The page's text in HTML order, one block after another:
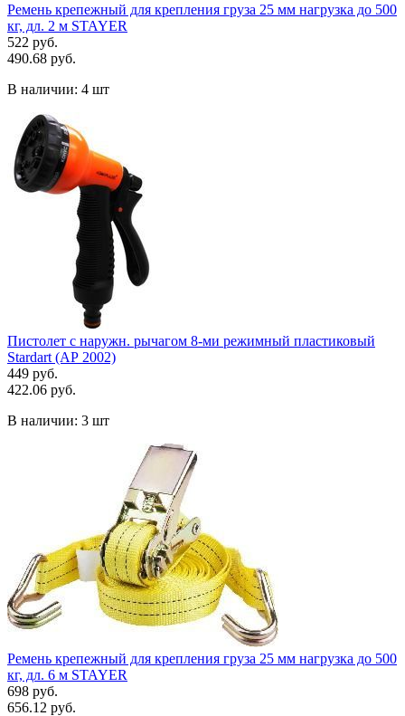
Ремень крепежный для крепления груза 25 мм нагрузка до 500
кг, дл. 2 м STAYER
522 руб.
490.68 руб.
В наличии: 4 шт
Пистолет с наружн. рычагом 8-ми режимный пластиковый
Stardart (АР 2002)
449 руб.
422.06 руб.
В наличии: 3 шт
Ремень крепежный для крепления груза 25 мм нагрузка до 500
кг, дл. 6 м STAYER
698 руб.
656.12 руб.